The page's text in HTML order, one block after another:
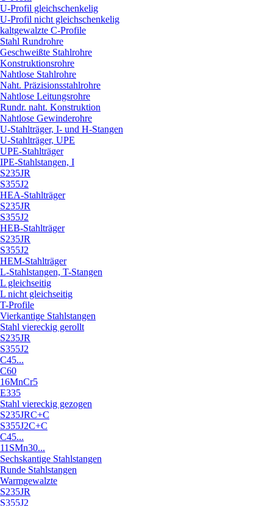
U-Profil gleichschenkelig
U-Profil nicht gleichschenkelig
kaltgewalzte C-Profile
Stahl Rundrohre
Geschweißte Stahlrohre
Konstruktionsrohre
Nahtlose Stahlrohre
Naht. Präzisionsstahlrohre
Nahtlose Leitungsrohre
Rundr. naht. Konstruktion
Nahtlose Gewinderohre
U-Stahlträger, I- und H-Stangen
U-Stahlträger, UPE
UPE-Stahlträger
IPE-Stahlstangen, I
S235JR
S355J2
HEA-Stahlträger
S235JR
S355J2
HEB-Stahlträger
S235JR
S355J2
HEM-Stahlträger
L-Stahlstangen, T-Stangen
L gleichseitig
L nicht gleichseitig
T-Profile
Vierkantige Stahlstangen
Stahl viereckig gerollt
S235JR
S355J2
C45...
C60
16MnCr5
E335
Stahl viereckig gezogen
S235JRC+C
S355J2C+C
C45...
11SMn30...
Sechskantige Stahlstangen
Runde Stahlstangen
Warmgewalzte
S235JR
S355J2